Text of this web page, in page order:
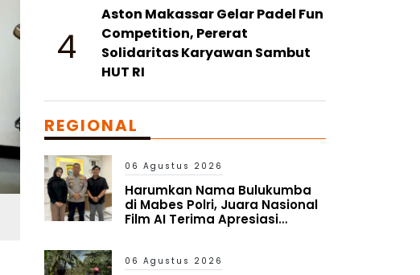
4
Aston Makassar Gelar Padel Fun
Competition, Pererat
Solidaritas Karyawan Sambut
HUT RI
REGIONAL
06 Agustus 2026
Harumkan Nama Bulukumba
di Mabes Polri, Juara Nasional
Film AI Terima Apresiasi
06 Agustus 2026